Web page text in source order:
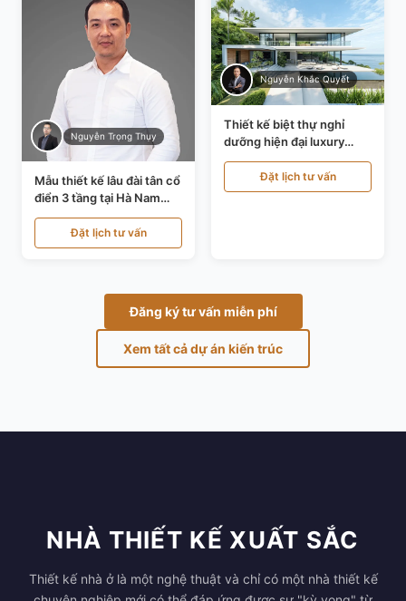
Nguyễn Trọng Thụy
Mẫu thiết kế lâu đài tân cổ
điển 3 tầng tại Hà Nam
KT24821
Đặt lịch tư vấn
Nguyễn Khắc Quyết
Thiết kế biệt thự nghỉ
dưỡng hiện đại luxury
700m² tại Đà Nẵng
KT24616Đặt lịch tư vấn
Đăng ký tư vấn miễn phí
Xem tất cả dự án kiến trúc
NHÀ THIẾT KẾ XUẤT SẮC
Thiết kế nhà ở là một nghệ thuật và chỉ có một nhà thiết kế